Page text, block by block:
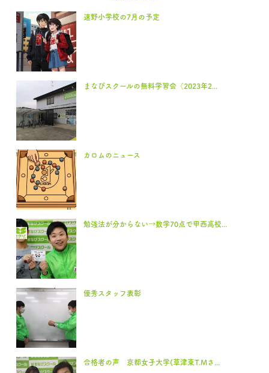
速野小学校の7月の予定
まなびスクールの無料学習会（2023年2...
カロムのニュース
勉強法が分からない→数学70点で甲西高校...
優秀スタッフ表彰
合格者の声 京都女子大学(草津東T.Mさ...